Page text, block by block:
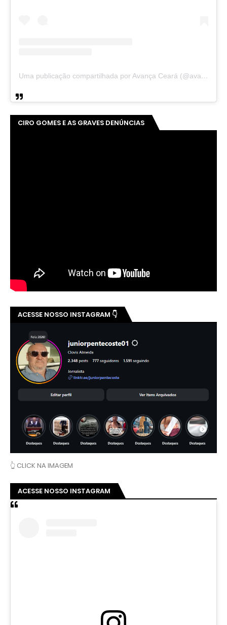
Uma publicação compartilhada por Avança Ceará (@avancaceara)
CIRO GOMES E AS GRAVES DENÚNCIAS
ACESSE NOSSO INSTAGRAM 👇
👆 CLICK NA IMAGEM
ACESSE NOSSO INSTAGRAM